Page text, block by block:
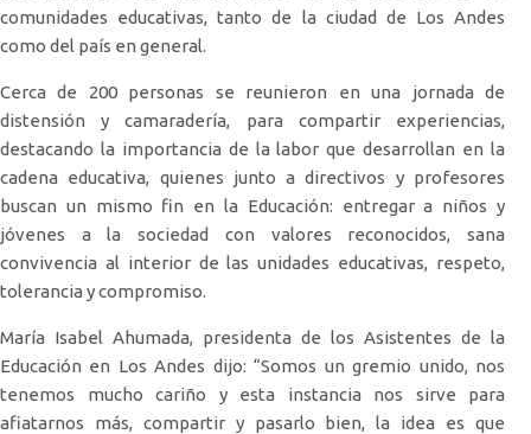
comunidades educativas, tanto de la ciudad de Los Andes
como del país en general.
Cerca de 200 personas se reunieron en una jornada de
distensión y camaradería, para compartir experiencias,
destacando la importancia de la labor que desarrollan en la
cadena educativa, quienes junto a directivos y profesores
buscan un mismo fin en la Educación: entregar a niños y
jóvenes a la sociedad con valores reconocidos, sana
convivencia al interior de las unidades educativas, respeto,
tolerancia y compromiso.
María Isabel Ahumada, presidenta de los Asistentes de la
Educación en Los Andes dijo: “Somos un gremio unido, nos
tenemos mucho cariño y esta instancia nos sirve para
afiatarnos más, compartir y pasarlo bien, la idea es que